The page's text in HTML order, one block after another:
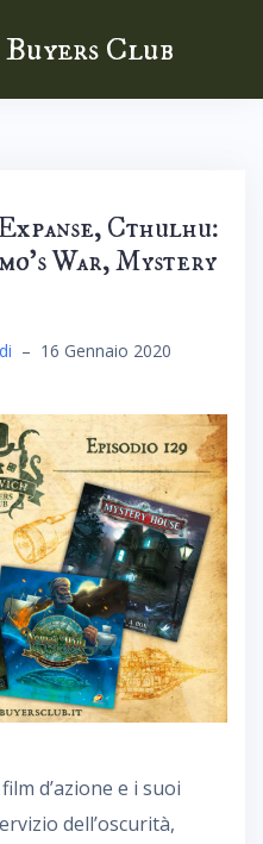
Club
Cthulhu:
War, Mystery
– 16 Gennaio 2020
d’azione e i suoi
dell’oscurità,